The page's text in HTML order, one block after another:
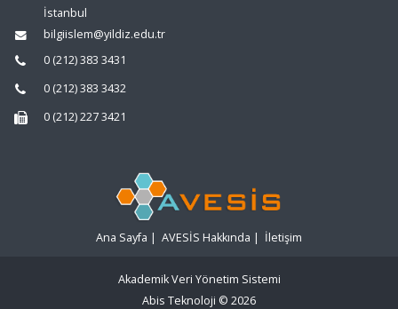
İstanbul
bilgiislem@yildiz.edu.tr
0 (212) 383 3431
0 (212) 383 3432
0 (212) 227 3421
Ana Sayfa | AVESİS Hakkında | İletişim
Akademik Veri Yönetim Sistemi
Abis Teknoloji © 2026